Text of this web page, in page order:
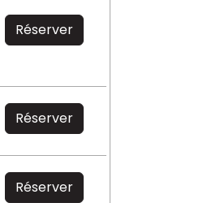
Réserver
Réserver
Réserver